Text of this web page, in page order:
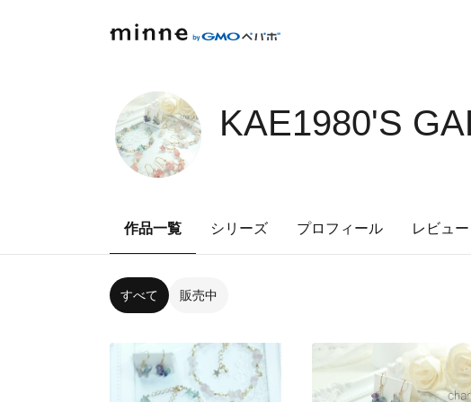
KAE1980'S
作品一覧 シリーズ プロフィール レビュー
すべて 販売中